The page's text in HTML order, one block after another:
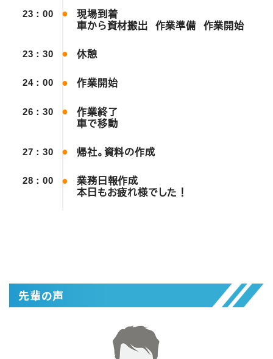
23：00
現場到着
車から資材搬出 作業準備 作業開始
23：30 休憩
24：00 作業開始
26：30
作業終了
車で移動
27：30 帰社。資料の作成
28：00
業務日報作成
本日もお疲れ様でした！
先輩の声